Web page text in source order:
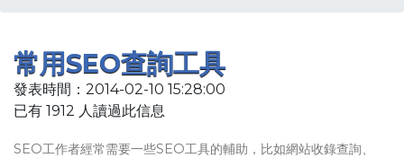
常用SEO查詢工具
發表時間：2014-02-10 15:28:00
已有 1912 人讀過此信息
SEO工作者經常需要一些SEO工具的輔助，比如網站收錄查詢、